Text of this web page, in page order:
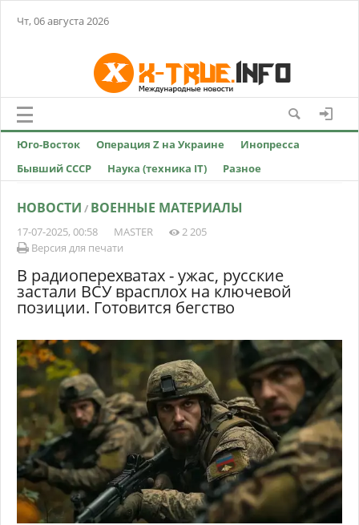
Чт, 06 августа 2026
Юго-Восток Операция Z на Украине
Инопресса
Бывший СССР
Наука (техника IT) Разное
НОВОСТИ / ВОЕННЫЕ МАТЕРИАЛЫ
17-07-2025, 00:58 MASTER
2 205
Версия для печати
В радиоперехватах - ужас, русские
застали ВСУ врасплох на ключевой
позиции. Готовится бегство